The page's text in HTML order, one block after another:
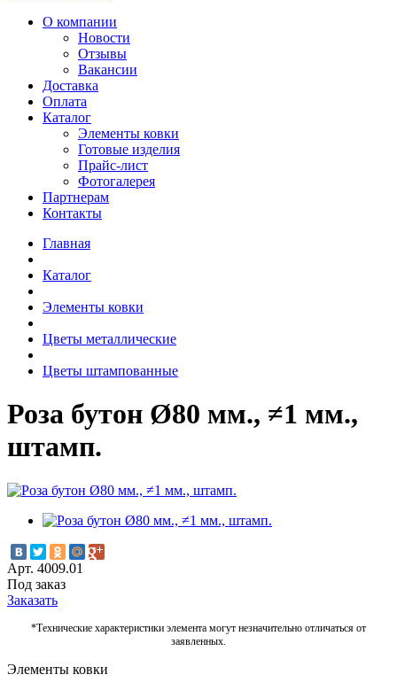
О компании
Новости
Отзывы
Вакансии
Доставка
Оплата
Каталог
Элементы ковки
Готовые изделия
Прайс-лист
Фотогалерея
Партнерам
Контакты
Главная
Каталог
Элементы ковки
Цветы металлические
Цветы штампованные
Роза бутон Ø80 мм., ≠1 мм.,
штамп.
Арт. 4009.01
Под заказ
Заказать
*Технические характеристики элемента могут незначительно отличаться от
заявленных.
Элементы ковки